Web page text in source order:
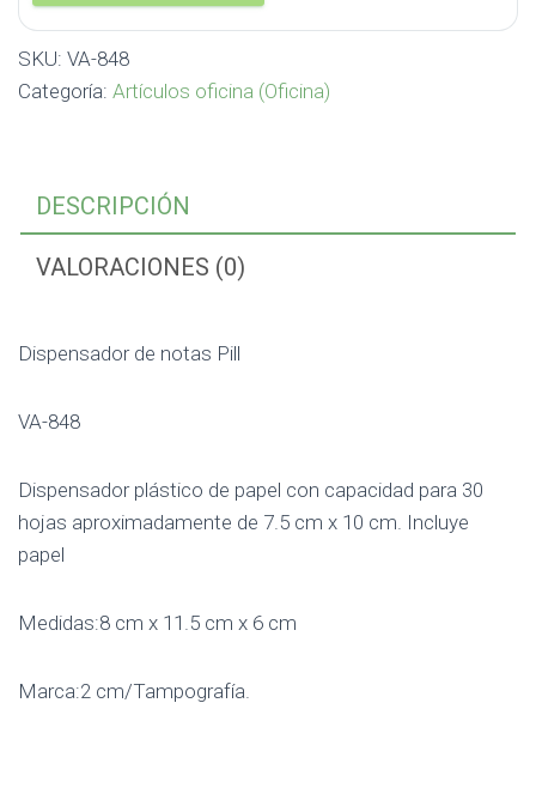
SKU: VA-848
Categoría: Artículos oficina (Oficina)
DESCRIPCIÓN
VALORACIONES (0)
Dispensador de notas Pill
VA-848
Dispensador plástico de papel con capacidad para 30
hojas aproximadamente de 7.5 cm x 10 cm. Incluye
papel
Medidas:8 cm x 11.5 cm x 6 cm
Marca:2 cm/Tampografía.